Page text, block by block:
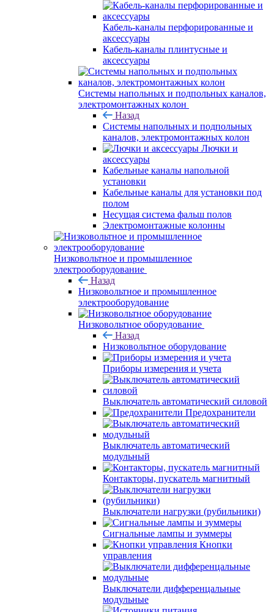
Кабель-каналы перфорированные и
аксессуары
Кабель-каналы плинтусные и
аксессуары
Системы напольных и подпольных каналов,
электромонтажных колон
Назад
Системы напольных и подпольных
каналов, электромонтажных колон
Лючки и
аксессуары
Кабельные каналы напольной
установки
Кабельные каналы для установки под
полом
Несущая система фальш полов
Электромонтажные колонны
Низковольтное и промышленное
электрооборудование
Назад
Низковольтное и промышленное
электрооборудование
Низковольтное оборудование
Назад
Низковольтное оборудование
Приборы измерения и учета
Выключатель автоматический силовой
Предохранители
Выключатель автоматический
модульный
Контакторы, пускатель магнитный
Выключатели нагрузки (рубильники)
Сигнальные лампы и зуммеры
Кнопки
управления
Выключатели дифференцальные
модульные